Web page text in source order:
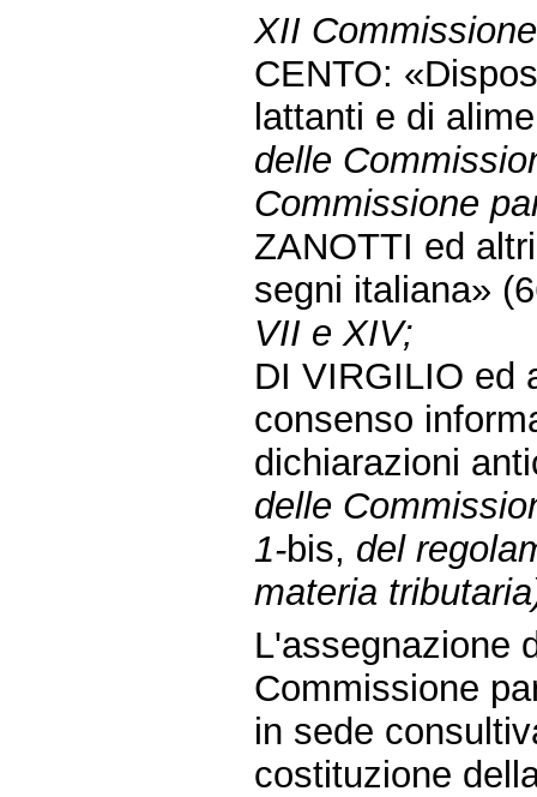
XII
CENTO:
lattanti e di
delle
Commissione
ZANOTTI ed
segni italiana»
VII e XIV;
DI VIRGILIO ed
consenso
dichiarazioni
delle
1-bis, del
materia
L'assegnazione
Commissione
in sede
costituzione